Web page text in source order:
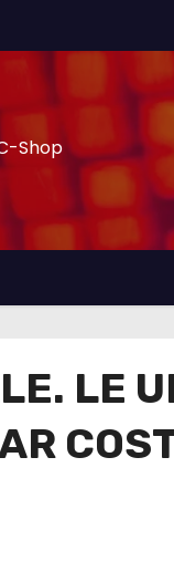
Shop
LE